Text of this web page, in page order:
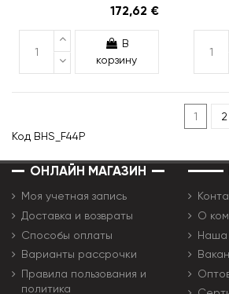
172,62 €
В
корзину
1 2
Код BHS_F44P
ОНЛАЙН МАГАЗИН
Моя учетная запись
Доставка и возвраты
Способы оплаты
Варианты рассрочки
Правила пользования и
политика
О
Наша